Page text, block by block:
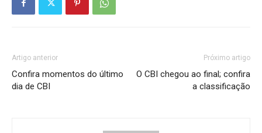
Artigo anterior
Confira momentos do último
dia de CBI
Próximo artigo
O CBI chegou ao final; confira
a classificação